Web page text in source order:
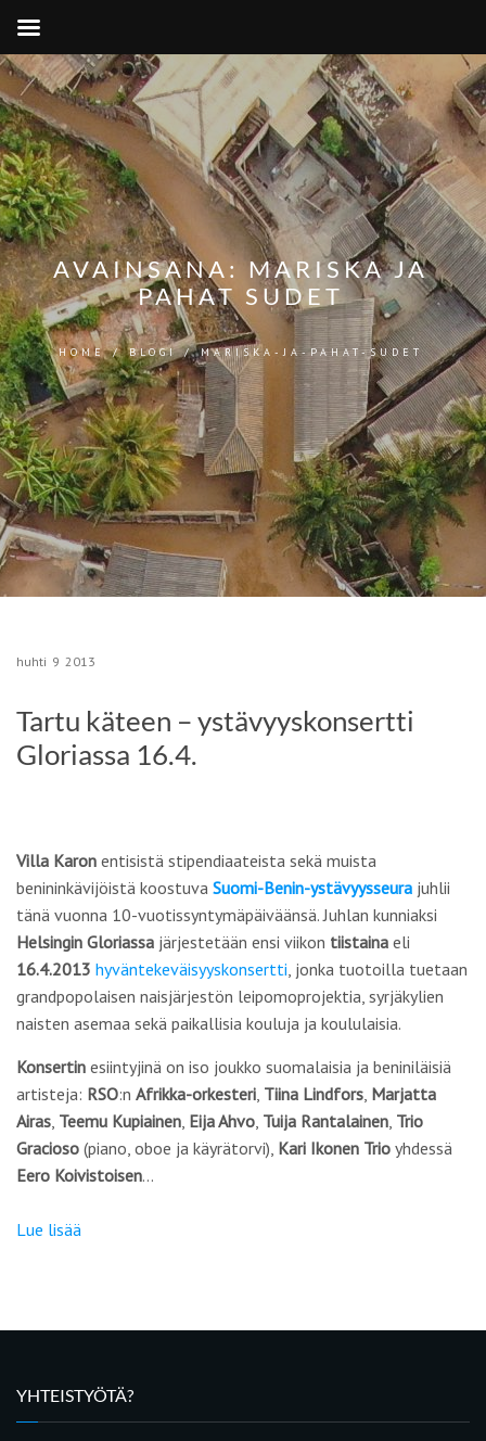
AVAINSANA:MARISKA JA
PAHAT SUDET
HOME/BLOGI/MARISKA-JA-PAHAT-SUDET
huhti 9 2013
Tartu käteen – ystävyyskonsertti
Gloriassa 16.4.
Villa Karon entisistä stipendiaateista sekä muista
benininkävijöistä koostuva Suomi-Benin-ystävyysseura juhlii
tänä vuonna 10-vuotissyntymäpäiväänsä. Juhlan kunniaksi
Helsingin Gloriassa järjestetään ensi viikon tiistaina eli
16.4.2013 hyväntekeväisyyskonsertti, jonka tuotoilla tuetaan
grandpopolaisen naisjärjestön leipomoprojektia, syrjäkylien
naisten asemaa sekä paikallisia kouluja ja koululaisia.
Konsertin esiintyjinä on iso joukko suomalaisia ja beniniläisiä
artisteja: RSO:n Afrikka-orkesteri, Tiina Lindfors, Marjatta
Airas, Teemu Kupiainen, Eija Ahvo, Tuija Rantalainen, Trio
Gracioso (piano, oboe ja käyrätorvi), Kari Ikonen Trio yhdessä
Eero Koivistoisen…
Lue lisää
YHTEISTYÖTÄ?